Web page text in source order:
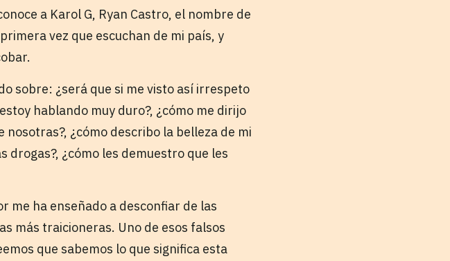
a Karol G, Ryan Castro, el nombre de
vez que escuchan de mi país, y
sobre: ¿será que si me visto así irrespeto
hablando muy duro?, ¿cómo me dirijo
¿cómo describo la belleza de mi
¿cómo les demuestro que les
me ha enseñado a desconfiar de las
más traicioneras. Uno de esos falsos
que sabemos lo que significa esta